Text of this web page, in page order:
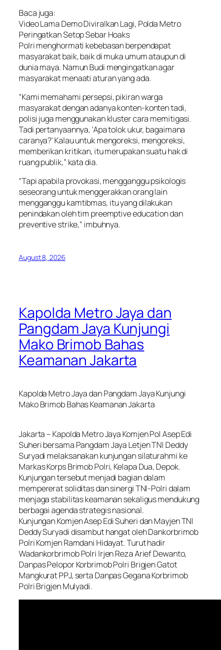
Baca juga:
Video Lama Demo Diviralkan Lagi, Polda Metro
Peringatkan Setop Sebar Hoaks
Polri menghormati kebebasan berpendapat
masyarakat baik, baik di muka umum ataupun di
dunia maya. Namun Budi mengingatkan agar
masyarakat menaati aturan yang ada.
“Kami memahami persepsi, pikiran warga
masyarakat dengan adanya konten-konten tadi,
polisi juga menggunakan kluster cara memitigasi.
Tadi pertanyaannya, ‘Apa tolok ukur, bagaimana
caranya?’ Kalau untuk mengoreksi, mengoreksi,
memberikan kritikan, itu merupakan suatu hak di
ruang publik,” kata dia.
“Tapi apabila provokasi, mengganggu psikologis
seseorang untuk menggerakkan orang lain
mengganggu kamtibmas, itu yang dilakukan
penindakan oleh tim preemptive education dan
preventive strike,” imbuhnya.
August 8, 2026
Kapolda Metro Jaya dan
Pangdam Jaya Kunjungi
Mako Brimob Bahas
Keamanan Jakarta
Kapolda Metro Jaya dan Pangdam Jaya Kunjungi
Mako Brimob Bahas Keamanan Jakarta
Jakarta – Kapolda Metro Jaya Komjen Pol Asep Edi
Suheri bersama Pangdam Jaya Letjen TNI Deddy
Suryadi melaksanakan kunjungan silaturahmi ke
Markas Korps Brimob Polri, Kelapa Dua, Depok.
Kunjungan tersebut menjadi bagian dalam
mempererat soliditas dan sinergi TNI-Polri dalam
menjaga stabilitas keamanan sekaligus mendukung
berbagai agenda strategis nasional.
Kunjungan Komjen Asep Edi Suheri dan Mayjen TNI
Deddy Suryadi disambut hangat oleh Dankorbrimob
Polri Komjen Ramdani Hidayat. Turut hadir
Wadankorbrimob Polri Irjen Reza Arief Dewanto,
Danpas Pelopor Korbrimob Polri Brigjen Gatot
Mangkurat PPJ, serta Danpas Gegana Korbrimob
Polri Brigjen Mulyadi.